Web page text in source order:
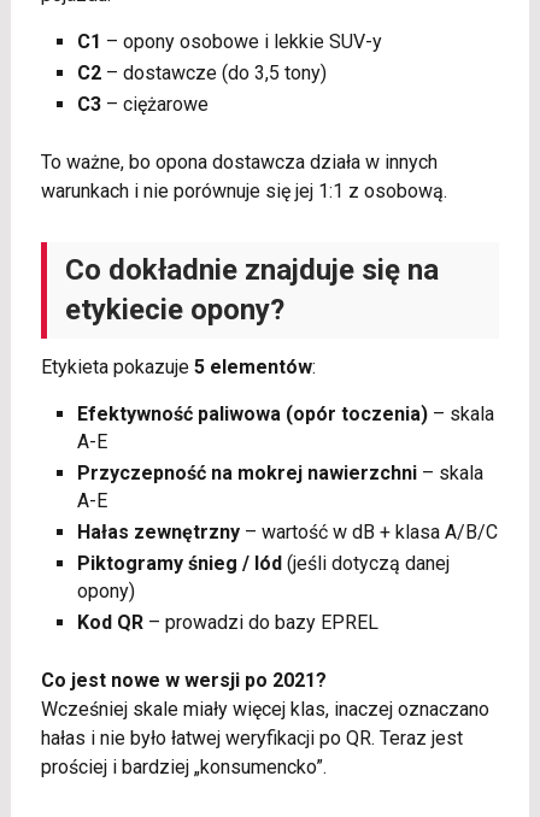
C1 – opony osobowe i lekkie SUV-y
C2– dostawcze (do 3,5 tony)
C3– ciężarowe
To ważne, bo opona dostawcza działa w innych
warunkach i nie porównuje się jej 1:1 z osobową.
Co dokładnie znajduje się na
etykiecie opony?
Etykieta pokazuje 5 elementów:
Efektywność paliwowa (opór toczenia)– skala
A-E
Przyczepność na mokrej nawierzchni– skala
A-E
Hałas zewnętrzny– wartość w dB + klasa A/B/C
Piktogramy śnieg / lód(jeśli dotyczą danej
opony)
Kod QR– prowadzi do bazy EPREL
Co jest nowe w wersji po 2021?
Wcześniej skale miały więcej klas, inaczej oznaczano
hałas i nie było łatwej weryfikacji po QR. Teraz jest
prościej i bardziej „konsumencko”.